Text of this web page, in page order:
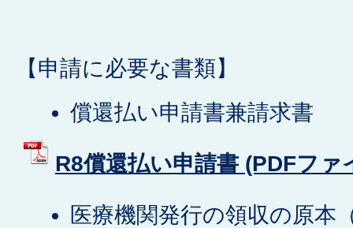
【申請に必要な書類】
償還払い申請書兼請求書
R8償還払い申請書 (PDFフ
医療機関発行の領収の原本